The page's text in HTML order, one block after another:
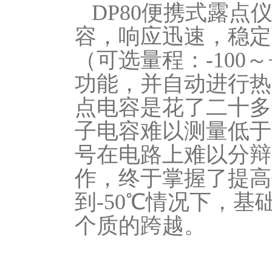
DP80便携式露点
容，响应迅速，稳
（可选量程：-100
功能，并自动进行
点电容是花了二十
子电容难以测量低于
号在电路上难以分
作，终于掌握了提
到-50℃情况下，基
个质的跨越。